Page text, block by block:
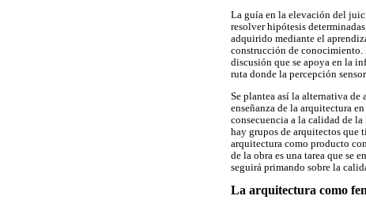
La guía en la elevación del
resolver hipótesis
adquirido mediante el
construcción de conocimiento.
discusión que se apoya en la
ruta donde la percepción
Se plantea así la alternativa
enseñanza de la arquitectura
consecuencia a la calidad de
hay grupos de arquitectos que
arquitectura como producto
de la obra es una tarea que se
seguirá primando sobre la
La arquitectura como